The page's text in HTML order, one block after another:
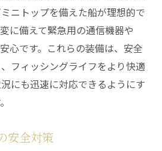
ニトップを備えた船が理想的で
に備えて緊急用の通信機器や
心です。これらの装備は、安全
フィッシングライフをより快適
にも迅速に対応できるようにす
安全対策